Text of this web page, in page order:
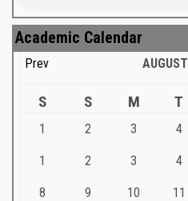
Academic Calendar
Prev AUGUST
S S M T
1 2 3 4
1 2 3 4
8 9 10 11